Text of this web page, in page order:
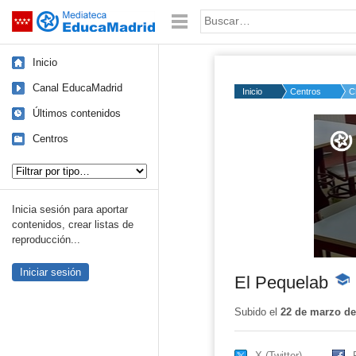
Saltar navegación Palabra o frase:
Inicio
Canal EducaMadrid
Últimos contenidos
Centros
Inicia sesión para aportar
contenidos, crear listas de
reproducción...
Iniciar sesión
Inicio Centros
Volume
50%
El Pequelab -
Subido el 22 de marzo